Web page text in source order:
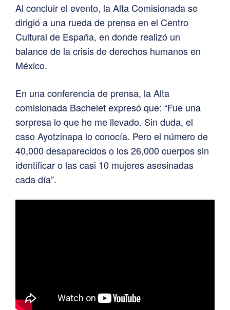
Al concluir el evento, la Alta Comisionada se
dirigió a una rueda de prensa en el Centro
Cultural de España, en donde realizó un
balance de la crisis de derechos humanos en
México.
En una conferencia de prensa, la Alta
comisionada Bachelet expresó que: “Fue una
sorpresa lo que he me llevado. Sin duda, el
caso Ayotzinapa lo conocía. Pero el número de
40,000 desaparecidos o los 26,000 cuerpos sin
identificar o las casi 10 mujeres asesinadas
cada día”.